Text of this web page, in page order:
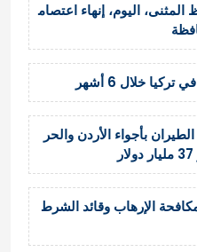
اليوم، إنهاء اعتصام
بأجواء الأردن والحر
الإرهاب وقائد الشرط